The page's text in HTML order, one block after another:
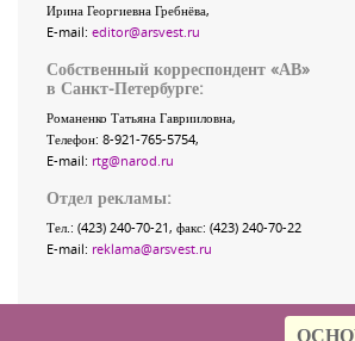
Ирина Георгиевна Гребнёва,
E-mail: editor@arsvest.ru
Собственный корреспондент «АВ»
в Санкт-Петербурге:
Романенко Татьяна Гаврииловна,
Телефон: 8-921-765-5754,
E-mail: rtg@narod.ru
Отдел рекламы:
Тел.: (423) 240-70-21, факс: (423) 240-70-22
E-mail: reklama@arsvest.ru